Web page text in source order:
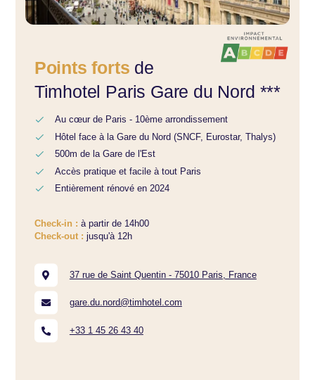
Points forts de
Timhotel Paris Gare du Nord ***
Au cœur de Paris - 10ème arrondissement
Hôtel face à la Gare du Nord (SNCF, Eurostar, Thalys)
500m de la Gare de l'Est
Accès pratique et facile à tout Paris
Entièrement rénové en 2024
Check-in : à partir de 14h00
Check-out : jusqu'à 12h
37 rue de Saint Quentin - 75010 Paris, France
gare.du.nord@timhotel.com
+33 1 45 26 43 40